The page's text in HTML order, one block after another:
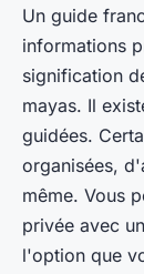
Un guide
informations
signification
mayas. Il
guidées.
organisées,
même. Vous
privée avec
l'option que